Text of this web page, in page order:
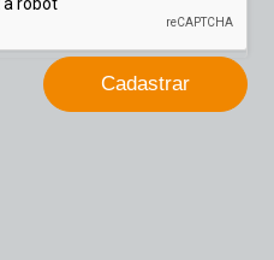
Cadastrar
branco.